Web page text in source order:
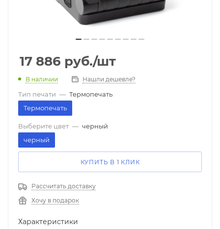
17 886 руб./шт
В наличии Нашли дешевле?
Тип печати — Термопечать
Термопечать
Выберите цвет — черный
черный
КУПИТЬ В 1 КЛИК
Рассчитать доставку
Хочу в подарок
Характеристики